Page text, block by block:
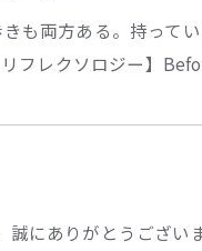
も両方ある。持って
フレクソロジー】
にありがとうござい